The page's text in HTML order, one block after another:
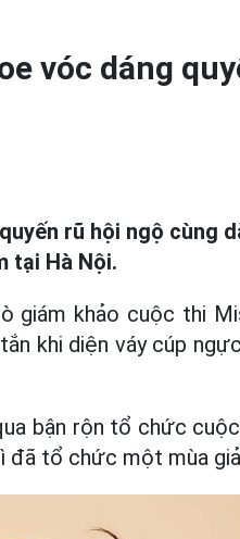
vóc dáng
rũ hội ngộ cùng
tại Hà Nội.
giám khảo cuộc thi
khi diện váy cúp
bận rộn tổ chức
đã tổ chức một mùa